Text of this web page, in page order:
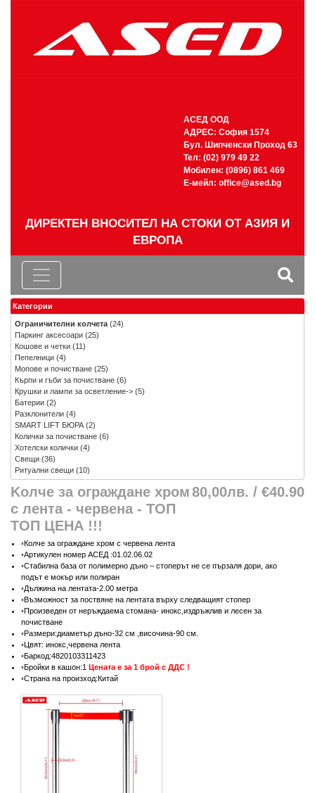
АСЕД ООД
АДРЕС: София 1574
Бул. Шипченски Проход 63
Тел: (02) 979 49 22
Мобилен: (0896) 861 469
Е-мейл: office@ased.bg
ДИРЕКТЕН ВНОСИТЕЛ НА СТОКИ ОТ АЗИЯ И
ЕВРОПА
80,00лв. / €40.90
Kолче за ограждане хром
с лента - червена - ТОП
ТОП ЦЕНА !!!
◦Колче за ограждане хром с червена лента
◦Артикулен номер АСЕД :01.02.06.02
◦Стабилна база от полимерно дъно – стоперът не се пързаля дори, ако
подът е мокър или полиран
◦Дължина на лентата-2.00 метра
◦Възможност за поствяне на лентата върху следващият стопер
◦Произведен от неръждаема стомана- инокс,издръжлив и лесен за
почистване
◦Размери:диаметър дъно-32 см ,височина-90 см.
◦Цвят: инокс,червена лента
◦Баркод:4820103311423
◦Бройки в кашон:1 Цената е за 1 брой с ДДС !
◦Страна на произход:Китай
Категории
Ограничителни колчета(24)
Паркинг аксесоари (25)
Кошове и четки (11)
Пепелници (4)
Мопове и почистване (25)
Кърпи и гъби за почистване (6)
Крушки и лампи за осветление-> (5)
Батерии (2)
Разклонители (4)
SMART LIFT БЮРА(2)
Колички за почистване (6)
Хотелски колички (4)
Свещи (36)
Ритуални свещи (10)